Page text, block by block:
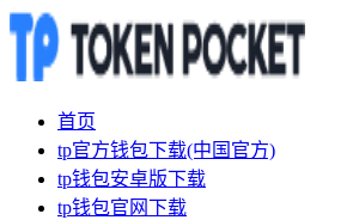
首页
tp官方钱包下载(中国官方)
tp钱包安卓版下载
tp钱包官网下载